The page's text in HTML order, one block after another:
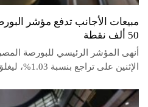
مبيعات الأجانب تدفع مؤشر
50 ألف نقطة
الإثنين على تراجع بنسبة 1.03%، ليغلق عند مستوى 49,825 نقطة،